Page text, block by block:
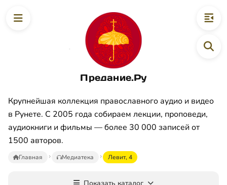
Предание.Ру
Крупнейшая коллекция православного аудио и видео
в Рунете. С 2005 года собираем лекции, проповеди,
аудиокниги и фильмы — более 30 000 записей от
1500 авторов.
Главная Медиатека Левит, 4